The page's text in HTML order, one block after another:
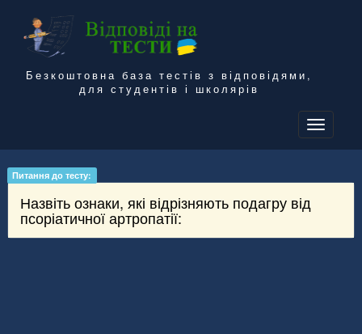
Безкоштовна база тестів з відповідями,
для студентів і школярів
Питання до тесту:
Назвіть ознаки, які відрізняють подагру від
псоріатичної артропатії: